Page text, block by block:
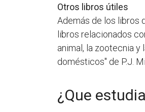
Otros libros útiles
Además de los libros
libros relacionados
animal, la zootecnia
domésticos" de P.J.
¿Que